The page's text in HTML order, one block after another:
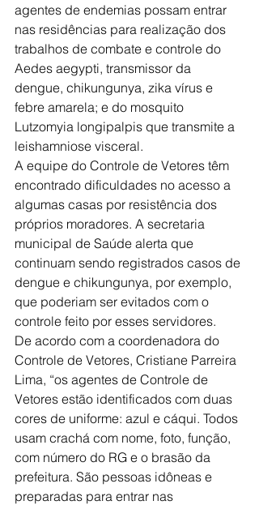
agentes de endemias possam entrar
nas residências para realização dos
trabalhos de combate e controle do
Aedes aegypti, transmissor da
dengue, chikungunya, zika vírus e
febre amarela; e do mosquito
Lutzomyia longipalpis que transmite a
leishamniose visceral.
A equipe do Controle de Vetores têm
encontrado dificuldades no acesso a
algumas casas por resistência dos
próprios moradores. A secretaria
municipal de Saúde alerta que
continuam sendo registrados casos de
dengue e chikungunya, por exemplo,
que poderiam ser evitados com o
controle feito por esses servidores.
De acordo com a coordenadora do
Controle de Vetores, Cristiane Parreira
Lima, “os agentes de Controle de
Vetores estão identificados com duas
cores de uniforme: azul e cáqui. Todos
usam crachá com nome, foto, função,
com número do RG e o brasão da
prefeitura. São pessoas idôneas e
preparadas para entrar nas